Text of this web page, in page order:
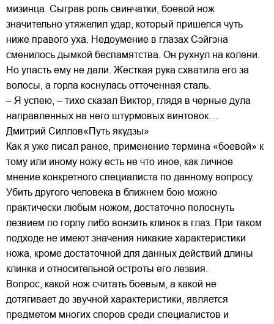
мизинца. Сыграв роль свинчатки, боевой нож
значительно утяжелил удар, который пришелся чуть
ниже правого уха. Недоумение в глазах Сэйгэна
сменилось дымкой беспамятства. Он рухнул на колени.
Но упасть ему не дали. Жесткая рука схватила его за
волосы, а горла коснулась отточенная сталь.
– Я успею, – тихо сказал Виктор, глядя в черные дула
направленных на него штурмовых винтовок…
Дмитрий Силлов«Путь якудзы»
Как я уже писал ранее, применение термина «боевой» к
тому или иному ножу есть не что иное, как личное
мнение конкретного специалиста по данному вопросу.
Убить другого человека в ближнем бою можно
практически любым ножом, достаточно полоснуть
лезвием по горлу либо вонзить клинок в глаз. При таком
подходе не имеют значения никакие характеристики
ножа, кроме достаточной для данных действий длины
клинка и относительной остроты его лезвия.
Вопрос, какой нож считать боевым, а какой не
дотягивает до звучной характеристики, является
предметом многих споров среди специалистов и